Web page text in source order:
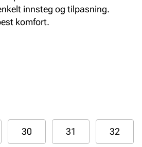
innsteg og tilpasning.
komfort.
30 31 32